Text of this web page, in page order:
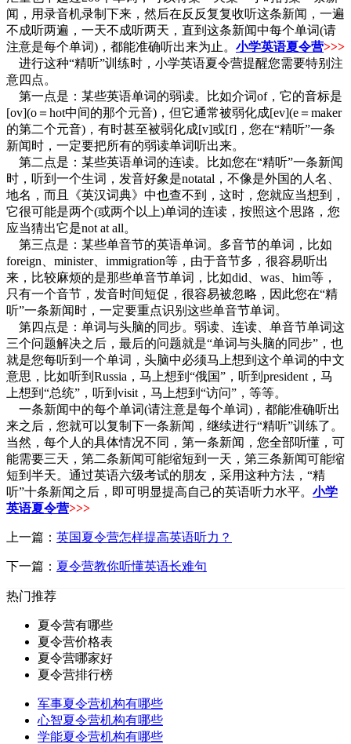
闻，用录音机录制下来，然后在反反复复收听这条新闻，一遍
不成听两遍，一天不成听两天，直到这条新闻中每个单词(请
注意是每个单词)，都能准确听出来为止。 小学英语夏令营>>>
进行这种“精听”训练时，小学英语夏令营提醒您需要特别注
意四点。
第一点是：某些英语单词的弱读。比如介词of，它的音标是
[ov](o＝hot中间的那个元音)，但它通常被弱化成[ev](e＝maker
的第二个元音)，有时甚至被弱化成[v]或[f]，您在“精听”一条
新闻时，一定要把所有的弱读单词听出来。
第二点是：某些英语单词的连读。比如您在“精听”一条新闻
时，听到一个生词，发音好象是notatal，不像是外国的人名、
地名，而且《英汉词典》中也查不到，这时，您就应当想到，
它很可能是两个(或两个以上)单词的连读，按照这个思路，您
应当猜出它是not at all。
第三点是：某些单音节的英语单词。多音节的单词，比如
foreign、minister、immigration等，由于音节多，很容易听出
来，比较麻烦的是那些单音节单词，比如did、was、him等，
只有一个音节，发音时间短促，很容易被忽略，因此您在“精
听”一条新闻时，一定要重点识别这些单音节单词。
第四点是：单词与头脑的同步。弱读、连读、单音节单词这
三个问题解决之后，最后的问题就是“单词与头脑的同步”，也
就是您每听到一个单词，头脑中必须马上想到这个单词的中文
意思，比如听到Russia，马上想到“俄国”，听到president，马
上想到“总统”，听到visit，马上想到“访问”，等等。
一条新闻中的每个单词(请注意是每个单词)，都能准确听出
来之后，您就可以复制下一条新闻，继续进行“精听”训练了。
当然，每个人的具体情况不同，第一条新闻，您全部听懂，可
能需要三天，第二条新闻可能缩短到一天，第三条新闻可能缩
短到半天。通过英语六级考试的朋友，采用这种方法，“精
听”十条新闻之后，即可明显提高自己的英语听力水平。 小学
英语夏令营>>>
上一篇： 英国夏令营怎样提高英语听力？
下一篇： 夏令营教你听懂英语长难句
热门推荐
夏令营有哪些
夏令营价格表
夏令营哪家好
夏令营排行榜
军事夏令营机构有哪些
心智夏令营机构有哪些
学能夏令营机构有哪些